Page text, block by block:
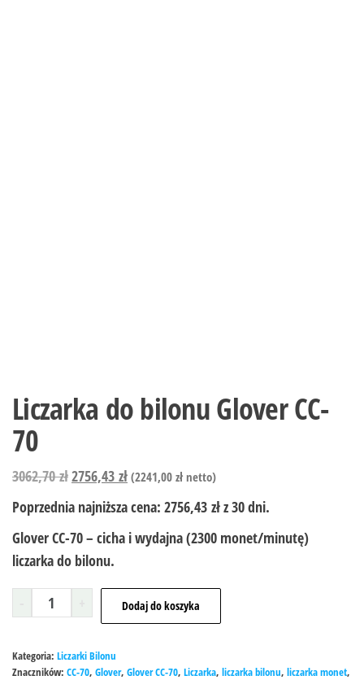
Liczarka do bilonu Glover CC-
70
3062,70zł2756,43 zł (2241,00 zł netto)
Poprzednia najniższa cena: 2756,43 złz 30 dni.
Glover CC-70 – cicha i wydajna (2300 monet/minutę)
liczarka do bilonu.
Dodaj do koszyka
Kategoria: Liczarki Bilonu
Znaczników: CC-70, Glover, Glover CC-70, Liczarka, liczarka bilonu, liczarka monet,